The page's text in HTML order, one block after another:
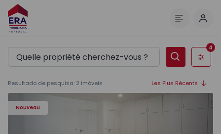
Filtres
4
Resultado de pesquisa: 2 imóveis Les Plus Récents
Nouveau
Appartement T3 Viseu, Rio de Loba - 1553324 - 1